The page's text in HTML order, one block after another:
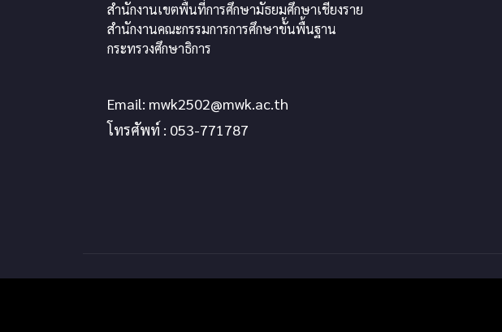
สำนักงานเขตพื้นที่การศึกษามัธยมศึกษาเชียงราย
สำนักงานคณะกรรมการการศึกษาขั้นพื้นฐาน
กระทรวงศึกษาธิการ
Email: mwk2502@mwk.ac.th
โทรศัพท์ : 053-771787